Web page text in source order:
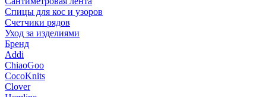
Спицы для кос и узоров
Счетчики рядов
Уход за изделиями
Бренд
Addi
ChiaoGoo
CocoKnits
Clover